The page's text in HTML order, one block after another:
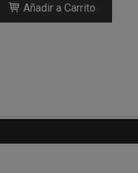
Añadir a Carrito